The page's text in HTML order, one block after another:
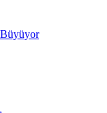
Büyüyor